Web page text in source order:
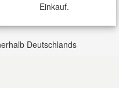
Einkauf.
Deutschlands